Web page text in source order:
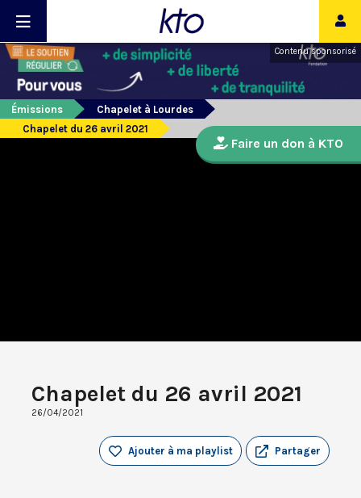
Contenu sponsorisé
Émissions
Chapelet à Lourdes
Chapelet du 26 avril 2021
Chapelet du 26 avril 2021
26/04/2021
Partager
Ajouter à ma playlist
Faire un don à KTO